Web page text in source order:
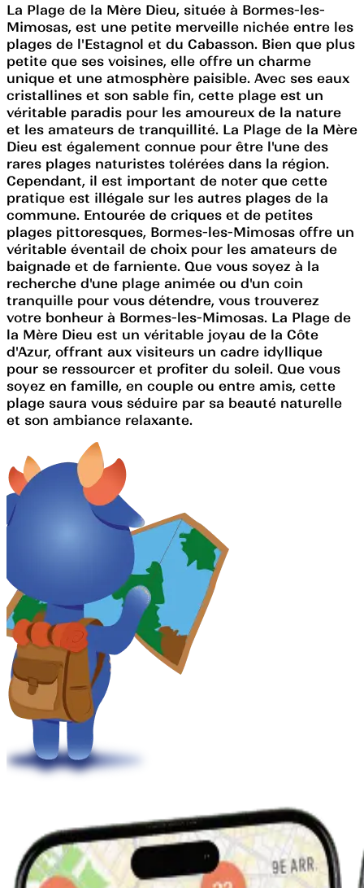
La Plage de la Mère Dieu, située à Bormes-les-
Mimosas, est une petite merveille nichée entre les
plages de l'Estagnol et du Cabasson. Bien que plus
petite que ses voisines, elle offre un charme
unique et une atmosphère paisible. Avec ses eaux
cristallines et son sable fin, cette plage est un
véritable paradis pour les amoureux de la nature
et les amateurs de tranquillité. La Plage de la Mère
Dieu est également connue pour être l'une des
rares plages naturistes tolérées dans la région.
Cependant, il est important de noter que cette
pratique est illégale sur les autres plages de la
commune. Entourée de criques et de petites
plages pittoresques, Bormes-les-Mimosas offre un
véritable éventail de choix pour les amateurs de
baignade et de farniente. Que vous soyez à la
recherche d'une plage animée ou d'un coin
tranquille pour vous détendre, vous trouverez
votre bonheur à Bormes-les-Mimosas. La Plage de
la Mère Dieu est un véritable joyau de la Côte
d'Azur, offrant aux visiteurs un cadre idyllique
pour se ressourcer et profiter du soleil. Que vous
soyez en famille, en couple ou entre amis, cette
plage saura vous séduire par sa beauté naturelle
et son ambiance relaxante.